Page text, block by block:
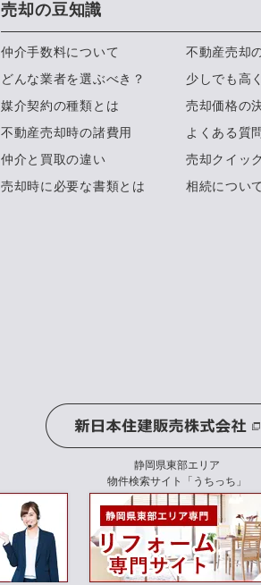
売却の豆知識
仲介手数料について
どんな業者を選ぶべき？
媒介契約の種類とは
不動産売却時の諸費用
仲介と買取の違い
売却時に必要な書類とは
不動産売却
少しでも高
売却価格の
よくある質問
売却クイッ
相続について
静岡県東部エリア
物件検索サイト「うちっち」